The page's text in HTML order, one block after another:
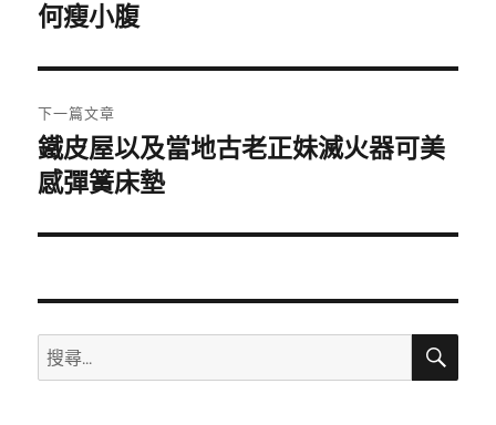
導
覽
一
文
章:
何瘦小腹
下一篇文章
下
一
文
鐵皮屋以及當地古老正妹滅火器可美
感彈簧床墊
搜
尋
搜